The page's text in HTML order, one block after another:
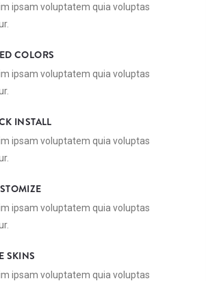
ipsam voluptatem quia voluptas
COLORS
ipsam voluptatem quia voluptas
INSTALL
ipsam voluptatem quia voluptas
ipsam voluptatem quia voluptas
SKINS
ipsam voluptatem quia voluptas